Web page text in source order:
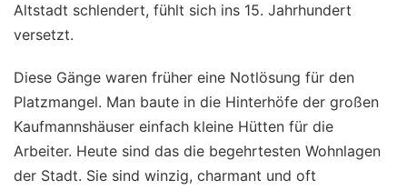
Altstadt schlendert, fühlt sich ins 15. Jahrhundert
versetzt.
Diese Gänge waren früher eine Notlösung für den
Platzmangel. Man baute in die Hinterhöfe der großen
Kaufmannshäuser einfach kleine Hütten für die
Arbeiter. Heute sind das die begehrtesten Wohnlagen
der Stadt. Sie sind winzig, charmant und oft